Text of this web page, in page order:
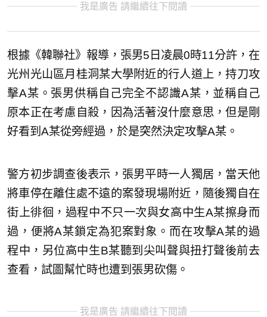
我是廣告 請繼續往下閱讀
根據《韓聯社》報導，張男5日凌晨0時11分許，在
光州光山區月桂洞某大學附近的行人道上，持刀攻
擊A某。張男供稱自己完全不認識A某，並稱自己
原本正在考慮自殺，因為活著沒什麼意思，但是剛
好看到A某從旁經過，於是突然決定攻擊A某。
警方初步調查後表示，張男平時一人獨居，當天他
將車停在離住處不遠的案發現場附近，隨後獨自在
街上徘徊，過程中不只一次與女高中生A某擦身而
過，便將A某鎖定為犯案對象。而在攻擊A某的過
程中，另位高中生B某聽到尖叫聲與扭打聲後前去
查看，試圖幫忙時也遭到張男砍傷。
我是廣告 請繼續往下閱讀